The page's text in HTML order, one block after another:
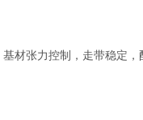
材张力控制，走带稳定